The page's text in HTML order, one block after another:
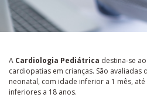
​​A Cardiologia Pediátrica destina-se
cardiopatias em crianças. São
neonatal, com idade inferior a 1 mês,
inferiores a 18 anos.